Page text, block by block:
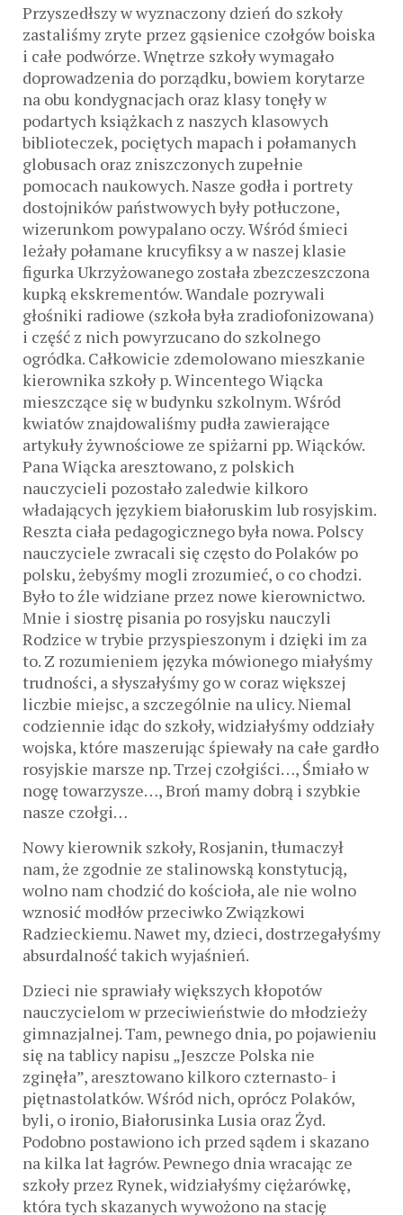
Przyszedłszy w wyznaczony dzień do szkoły
zastaliśmy zryte przez gąsienice czołgów boiska
i całe podwórze. Wnętrze szkoły wymagało
doprowadzenia do porządku, bowiem korytarze
na obu kondygnacjach oraz klasy tonęły w
podartych książkach z naszych klasowych
biblioteczek, pociętych mapach i połamanych
globusach oraz zniszczonych zupełnie
pomocach naukowych. Nasze godła i portrety
dostojników państwowych były potłuczone,
wizerunkom powypalano oczy. Wśród śmieci
leżały połamane krucyfiksy a w naszej klasie
figurka Ukrzyżowanego została zbezczeszczona
kupką ekskrementów. Wandale pozrywali
głośniki radiowe (szkoła była zradiofonizowana)
i część z nich powyrzucano do szkolnego
ogródka. Całkowicie zdemolowano mieszkanie
kierownika szkoły p. Wincentego Wiącka
mieszczące się w budynku szkolnym. Wśród
kwiatów znajdowaliśmy pudła zawierające
artykuły żywnościowe ze spiżarni pp. Wiącków.
Pana Wiącka aresztowano, z polskich
nauczycieli pozostało zaledwie kilkoro
władających językiem białoruskim lub rosyjskim.
Reszta ciała pedagogicznego była nowa. Polscy
nauczyciele zwracali się często do Polaków po
polsku, żebyśmy mogli zrozumieć, o co chodzi.
Było to źle widziane przez nowe kierownictwo.
Mnie i siostrę pisania po rosyjsku nauczyli
Rodzice w trybie przyspieszonym i dzięki im za
to. Z rozumieniem języka mówionego miałyśmy
trudności, a słyszałyśmy go w coraz większej
liczbie miejsc, a szczególnie na ulicy. Niemal
codziennie idąc do szkoły, widziałyśmy oddziały
wojska, które maszerując śpiewały na całe gardło
rosyjskie marsze np. Trzej czołgiści…, Śmiało w
nogę towarzysze…, Broń mamy dobrą i szybkie
nasze czołgi…
Nowy kierownik szkoły, Rosjanin, tłumaczył
nam, że zgodnie ze stalinowską konstytucją,
wolno nam chodzić do kościoła, ale nie wolno
wznosić modłów przeciwko Związkowi
Radzieckiemu. Nawet my, dzieci, dostrzegałyśmy
absurdalność takich wyjaśnień.
Dzieci nie sprawiały większych kłopotów
nauczycielom w przeciwieństwie do młodzieży
gimnazjalnej. Tam, pewnego dnia, po pojawieniu
się na tablicy napisu „Jeszcze Polska nie
zginęła”, aresztowano kilkoro czternasto- i
piętnastolatków. Wśród nich, oprócz Polaków,
byli, o ironio, Białorusinka Lusia oraz Żyd.
Podobno postawiono ich przed sądem i skazano
na kilka lat łagrów. Pewnego dnia wracając ze
szkoły przez Rynek, widziałyśmy ciężarówkę,
która tych skazanych wywożono na stację